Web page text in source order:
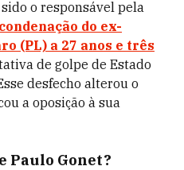
o responsável pela
condenação do ex-
(PL) a 27 anos e três
de golpe de Estado
desfecho alterou o
a oposição à sua
Paulo Gonet?